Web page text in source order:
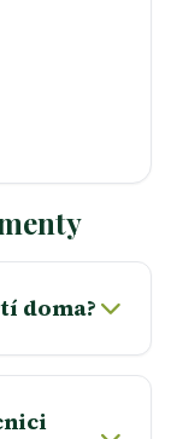
doma?